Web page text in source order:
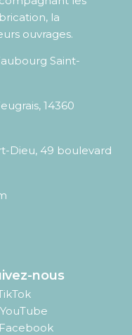
la
ouvrages.
Saint-
14360
Dieu, 49 boulevard
nous
YouTube
Facebook